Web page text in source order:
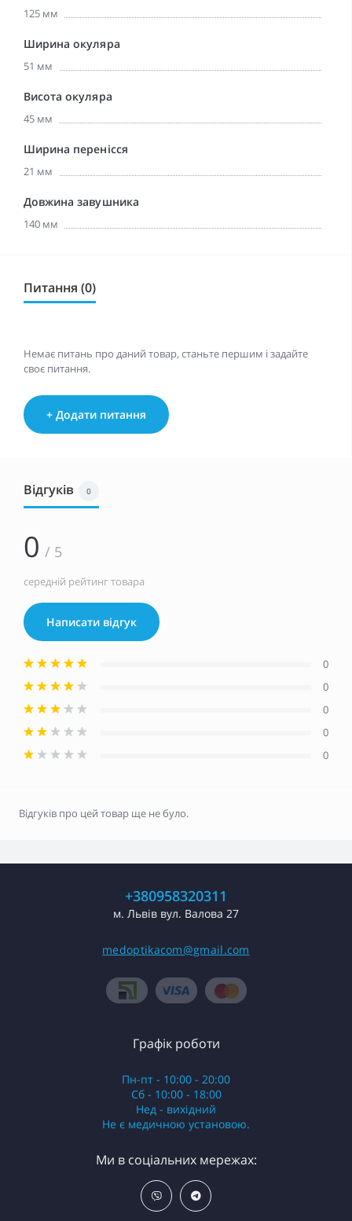
125 мм
Ширина окуляра
51 мм
Висота окуляра
45 мм
Ширина перенісся
21 мм
Довжина завушника
140 мм
Питання (0)
Немає питань про даний товар, станьте першим і задайте
своє питання.
+ Додати питання
Відгуків 0
0 / 5
середній рейтинг товара
Написати відгук
0
0
0
0
0
Відгуків про цей товар ще не було.
+380958320311
м. Львів вул. Валова 27
medoptikacom@gmail.com
Графік роботи
Пн-пт - 10:00 - 20:00
Сб - 10:00 - 18:00
Нед - вихідний
Не є медичною установою.
Ми в соціальних мережах: